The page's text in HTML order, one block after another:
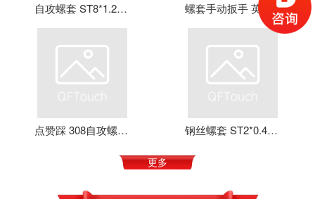
自攻螺套 ST8*1.25*16 钢丝螺套 牙套 护套 元亨机械
点赞踩 308自攻螺套 元亨机械 铝合金 不锈钢 可定制 加强螺纹 钢丝螺套 ST2*0.4*4 丝套 钢丝牙套 护套 元亨机械
更多